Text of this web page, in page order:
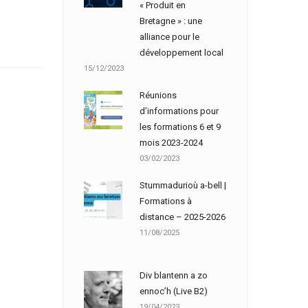
« Produit en
Bretagne » : une
alliance pour le
développement local
15/12/2023
Réunions
d’informations pour
les formations 6 et 9
mois 2023-2024
03/02/2023
Stummadurioù a-bell |
Formations à
distance – 2025-2026
11/08/2025
Div blantenn a zo
ennoc’h (Live B2)